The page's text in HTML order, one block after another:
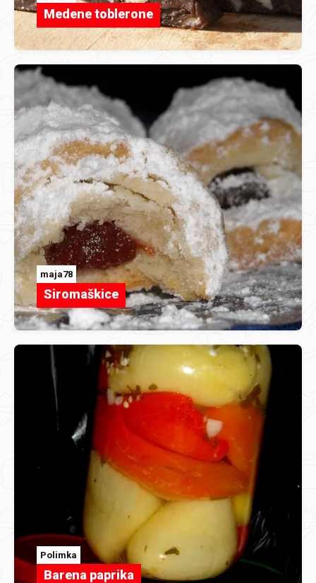
Medene toblerone
maja78
Siromaškice
Polimka
Barena paprika